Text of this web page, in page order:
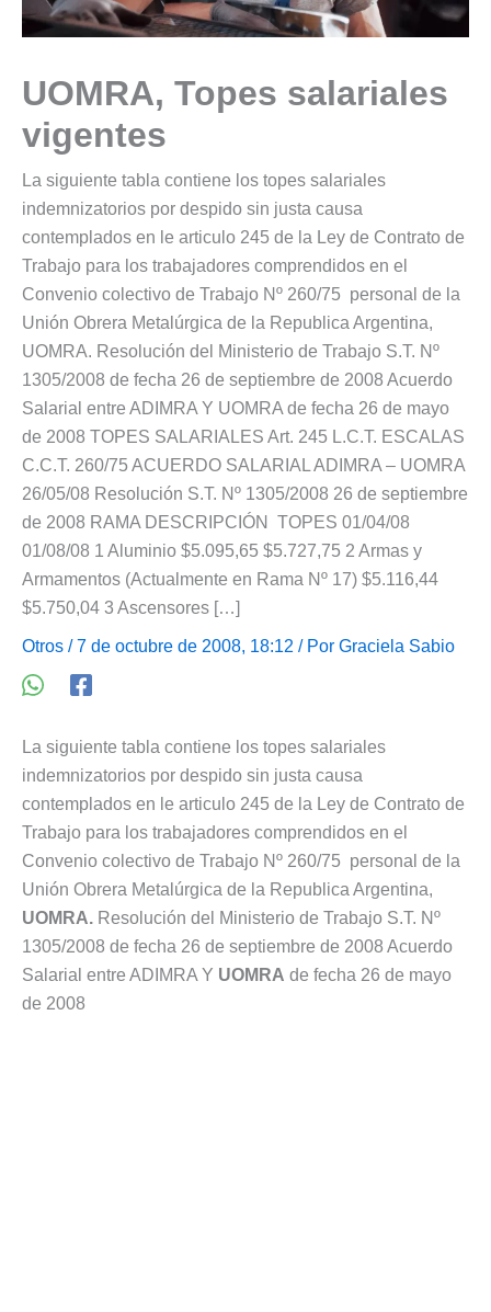
UOMRA, Topes salariales
vigentes
La siguiente tabla contiene los topes salariales
indemnizatorios por despido sin justa causa
contemplados en le articulo 245 de la Ley de Contrato de
Trabajo para los trabajadores comprendidos en el
Convenio colectivo de Trabajo Nº 260/75 personal de la
Unión Obrera Metalúrgica de la Republica Argentina,
UOMRA. Resolución del Ministerio de Trabajo S.T. Nº
1305/2008 de fecha 26 de septiembre de 2008 Acuerdo
Salarial entre ADIMRA Y UOMRA de fecha 26 de mayo
de 2008 TOPES SALARIALES Art. 245 L.C.T. ESCALAS
C.C.T. 260/75 ACUERDO SALARIAL ADIMRA – UOMRA
26/05/08 Resolución S.T. Nº 1305/2008 26 de septiembre
de 2008 RAMA DESCRIPCIÓN TOPES 01/04/08
01/08/08 1 Aluminio $5.095,65 $5.727,75 2 Armas y
Armamentos (Actualmente en Rama Nº 17) $5.116,44
$5.750,04 3 Ascensores […]
Otros / 7 de octubre de 2008, 18:12 / Por Graciela Sabio
La siguiente tabla contiene los topes salariales
indemnizatorios por despido sin justa causa
contemplados en le articulo 245 de la Ley de Contrato de
Trabajo para los trabajadores comprendidos en el
Convenio colectivo de Trabajo Nº 260/75 personal de la
Unión Obrera Metalúrgica de la Republica Argentina,
UOMRA. Resolución del Ministerio de Trabajo S.T. Nº
1305/2008 de fecha 26 de septiembre de 2008 Acuerdo
Salarial entre ADIMRA Y UOMRA de fecha 26 de mayo
de 2008